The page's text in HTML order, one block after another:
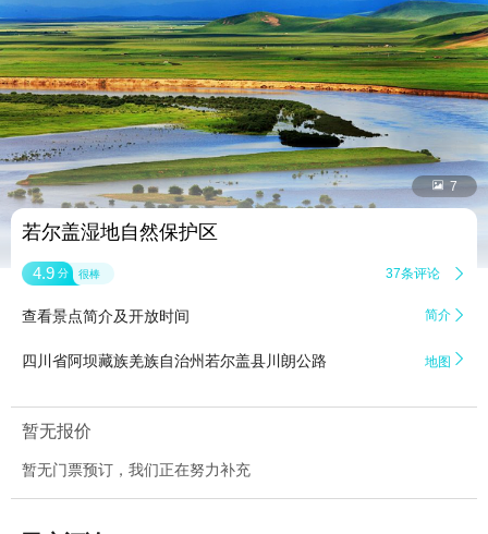
 7
若尔盖湿地自然保护区
4.9 分 很棒 37条评论 
查看景点简介及开放时间 简介 
四川省阿坝藏族羌族自治州若尔盖县川朗公路 地图 
暂无报价
暂无门票预订，我们正在努力补充
